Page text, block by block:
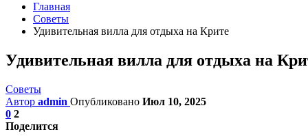
Главная
Советы
Удивительная вилла для отдыха на Крите
Удивительная вилла для отдыха на
Советы
Автор admin Опубликовано Июл 10, 2025
0 2
Поделится